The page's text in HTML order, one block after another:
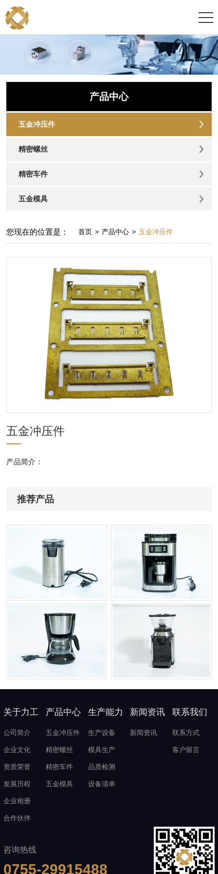
产品中心
五金冲压件
精密螺丝
精密车件
五金模具
您现在的位置是： 首页 > 产品中心 > 五金冲压件
五金冲压件
产品简介：
推荐产品
关于力工
公司简介
企业文化
资质荣誉
发展历程
企业相册
合作伙伴
产品中心
五金冲压件
精密螺丝
精密车件
五金模具
生产能力
生产设备
模具生产
品质检测
设备清单
新闻资讯
新闻资讯
联系我们
联系方式
客户留言
咨询热线
0755-29915488